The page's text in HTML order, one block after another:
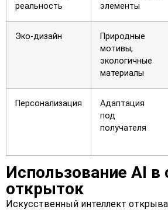
реальность
элементы
Эко-дизайн
Природные
мотивы,
экологичные
материалы
Персонализация
Адаптация
под
получателя
Использование AI в
открыток
Искусственный интеллект